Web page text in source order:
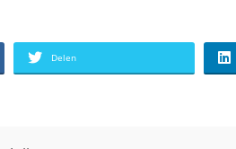
Delen